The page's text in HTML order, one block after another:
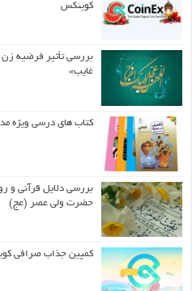
کوینکس
بررسی تأثیر فرضیه زن
غایب»
کتاب های درسی ویژه
بررسی دلایل قرآنی و
حضرت ولی عصر (عج)
کمپین جذاب صرافی